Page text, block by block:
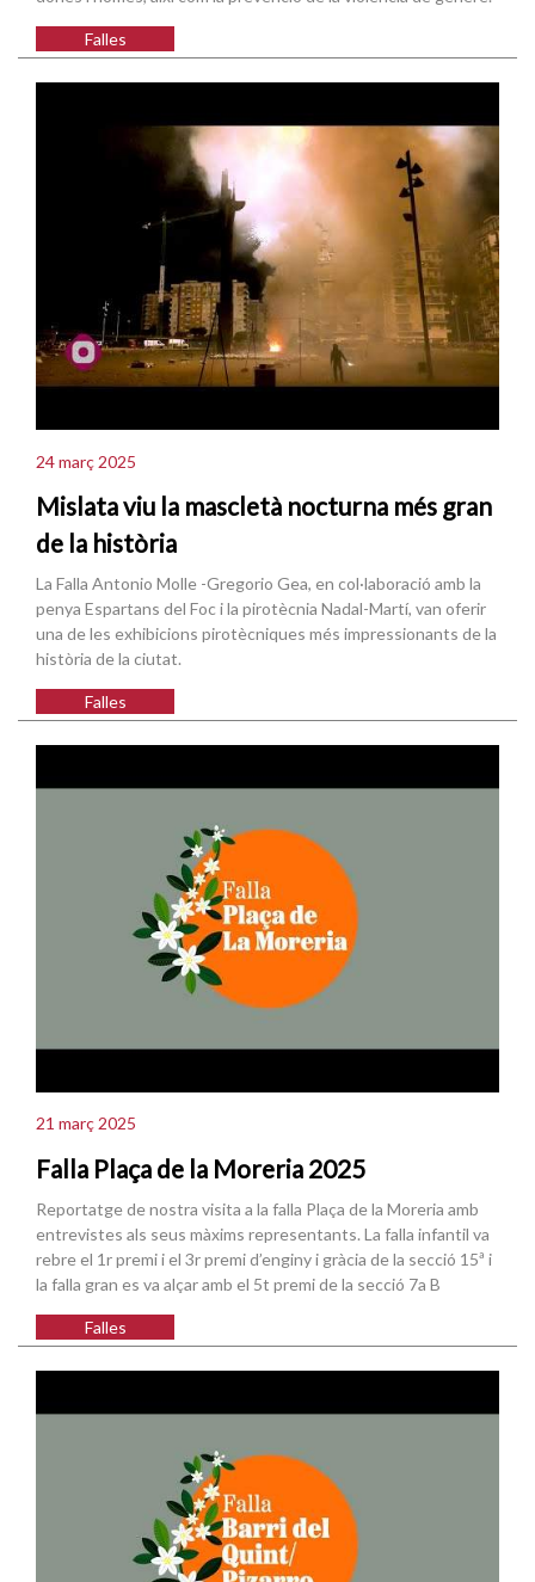
Falles
24 març 2025
Mislata viu la mascletà nocturna més gran
de la història
La Falla Antonio Molle -Gregorio Gea, en col·laboració amb la
penya Espartans del Foc i la pirotècnia Nadal-Martí, van oferir
una de les exhibicions pirotècniques més impressionants de la
història de la ciutat.
Falles
21 març 2025
Falla Plaça de la Moreria 2025
Reportatge de nostra visita a la falla Plaça de la Moreria amb
entrevistes als seus màxims representants. La falla infantil va
rebre el 1r premi i el 3r premi d’enginy i gràcia de la secció 15ª i
la falla gran es va alçar amb el 5t premi de la secció 7a B
Falles